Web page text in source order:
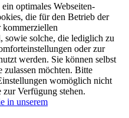
optimales Webseiten-
die für den Betrieb der
kommerziellen
sowie solche, die lediglich zu
oder zur
werden. Sie können selbst
zulassen möchten. Bitte
womöglich nicht
Verfügung stehen.
in unserem